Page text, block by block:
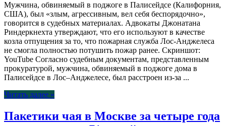
Мужчина, обвиняемый в поджоге в Палисейдсе (Калифорния,
США), был «злым, агрессивным, вел себя беспорядочно»,
говорится в судебных материалах. Адвокаты Джонатана
Риндеркнехта утверждают, что его используют в качестве
козла отпущения за то, что пожарная служба Лос-Анджелеса
не смогла полностью потушить пожар ранее. Скриншот:
YouTube Согласно судебным документам, представленным
прокуратурой, мужчина, обвиняемый в поджоге дома в
Палисейдсе в Лос–Анджелесе, был расстроен из-за ...
Читать далее »
Пакетики чая в Москве за четыре года